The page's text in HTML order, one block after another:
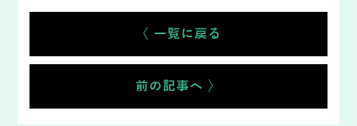
〈 一覧に戻る
前の記事へ 〉